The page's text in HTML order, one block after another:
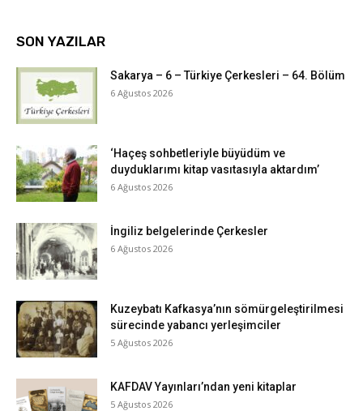
SON YAZILAR
Sakarya – 6 – Türkiye Çerkesleri – 64. Bölüm
6 Ağustos 2026
‘Haçeş sohbetleriyle büyüdüm ve
duyduklarımı kitap vasıtasıyla aktardım’
6 Ağustos 2026
İngiliz belgelerinde Çerkesler
6 Ağustos 2026
Kuzeybatı Kafkasya’nın sömürgeleştirilmesi
sürecinde yabancı yerleşimciler
5 Ağustos 2026
KAFDAV Yayınları’ndan yeni kitaplar
5 Ağustos 2026